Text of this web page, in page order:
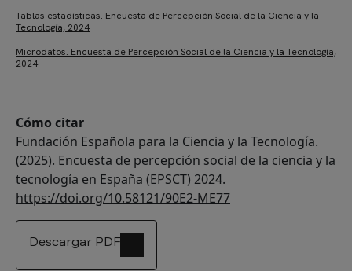
Tablas estadísticas. Encuesta de Percepción Social de la Ciencia y la
Tecnología, 2024
Microdatos. Encuesta de Percepción Social de la Ciencia y la Tecnología,
2024
Cómo citar
Fundación Española para la Ciencia y la Tecnología.
(2025). Encuesta de percepción social de la ciencia y la
tecnología en España (EPSCT) 2024.
https://doi.org/10.58121/90E2-ME77
Descargar PDF